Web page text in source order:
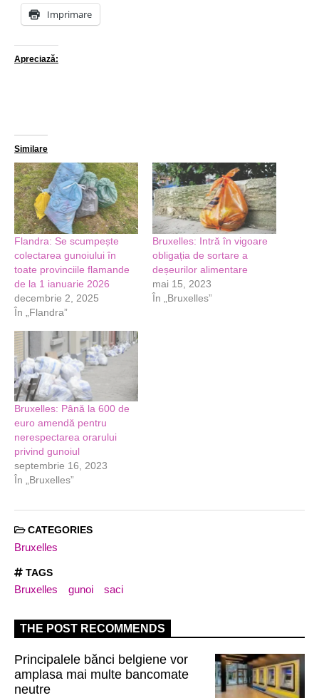
Imprimare
Apreciază:
Similare
Flandra: Se scumpește
colectarea gunoiului în
toate provinciile flamande
de la 1 ianuarie 2026
decembrie 2, 2025
În „Flandra”
Bruxelles: Intră în vigoare
obligația de sortare a
deșeurilor alimentare
mai 15, 2023
În „Bruxelles”
Bruxelles: Până la 600 de
euro amendă pentru
nerespectarea orarului
privind gunoiul
septembrie 16, 2023
În „Bruxelles”
CATEGORIES
Bruxelles
TAGS
Bruxelles gunoi saci
THE POST RECOMMENDS
Principalele bănci belgiene vor
amplasa mai multe bancomate
neutre